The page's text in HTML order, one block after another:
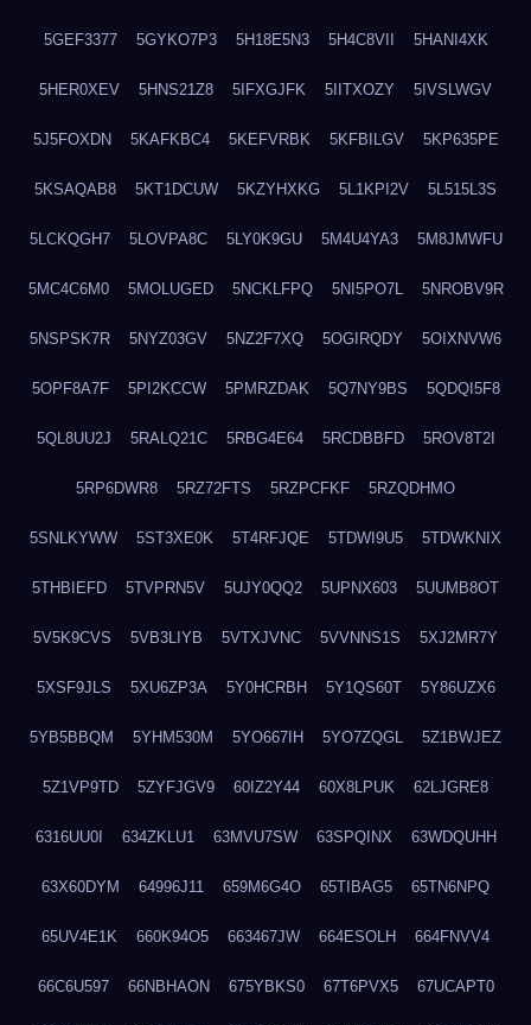
5GEF3377 5GYKO7P3 5H18E5N3 5H4C8VII 5HANI4XK
5HER0XEV 5HNS21Z8 5IFXGJFK 5IITXOZY 5IVSLWGV
5J5FOXDN 5KAFKBC4 5KEFVRBK 5KFBILGV 5KP635PE
5KSAQAB8 5KT1DCUW 5KZYHXKG 5L1KPI2V 5L515L3S
5LCKQGH7 5LOVPA8C 5LY0K9GU 5M4U4YA3 5M8JMWFU
5MC4C6M0 5MOLUGED 5NCKLFPQ 5NI5PO7L 5NROBV9R
5NSPSK7R 5NYZ03GV 5NZ2F7XQ 5OGIRQDY 5OIXNVW6
5OPF8A7F 5PI2KCCW 5PMRZDAK 5Q7NY9BS 5QDQI5F8
5QL8UU2J 5RALQ21C 5RBG4E64 5RCDBBFD 5ROV8T2I
5RP6DWR8 5RZ72FTS 5RZPCFKF 5RZQDHMO
5SNLKYWW 5ST3XE0K 5T4RFJQE 5TDWI9U5 5TDWKNIX
5THBIEFD 5TVPRN5V 5UJY0QQ2 5UPNX603 5UUMB8OT
5V5K9CVS 5VB3LIYB 5VTXJVNC 5VVNNS1S 5XJ2MR7Y
5XSF9JLS 5XU6ZP3A 5Y0HCRBH 5Y1QS60T 5Y86UZX6
5YB5BBQM 5YHM530M 5YO667IH 5YO7ZQGL 5Z1BWJEZ
5Z1VP9TD 5ZYFJGV9 60IZ2Y44 60X8LPUK 62LJGRE8
6316UU0I 634ZKLU1 63MVU7SW 63SPQINX 63WDQUHH
63X60DYM 64996J11 659M6G4O 65TIBAG5 65TN6NPQ
65UV4E1K 660K94O5 663467JW 664ESOLH 664FNVV4
66C6U597 66NBHAON 675YBKS0 67T6PVX5 67UCAPT0